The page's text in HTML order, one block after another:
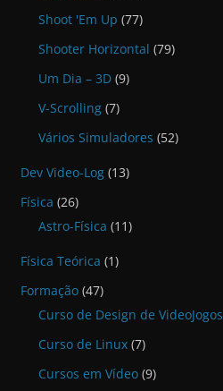
Shoot 'Em Up (77)
Shooter Horizontal (79)
Um Dia – 3D (9)
V-Scrolling (7)
Vários Simuladores (52)
Dev Video-Log (13)
Física (26)
Astro-Física (11)
Física Teórica (1)
Formação (47)
Curso de Design de VideoJogos
Curso de Linux (7)
Cursos em Vídeo (9)